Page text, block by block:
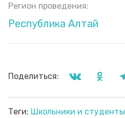
Регион проведения:
Республика Алтай
Поделиться:
Теги: Школьники и студенты